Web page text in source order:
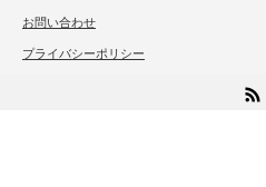
お問い合わせ
プライバシーポリシー